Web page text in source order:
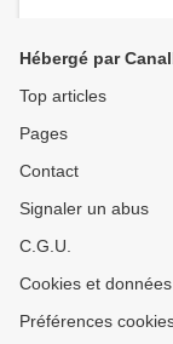
Hébergé par
Top articles
Pages
Contact
Signaler un abus
C.G.U.
Cookies et
Préférences